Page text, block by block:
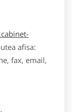
afisa:
fax, email,